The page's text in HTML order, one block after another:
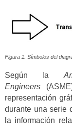
Figura 1. Símbolos del
Según la
Engineers
representación
durante una serie
la información